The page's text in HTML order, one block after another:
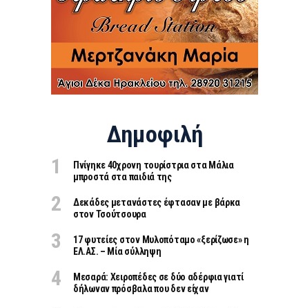
Δημοφιλή
Πνίγηκε 40χρονη τουρίστρια στα Μάλια
μπροστά στα παιδιά της
Δεκάδες μετανάστες έφτασαν με βάρκα
στον Τσούτσουρα
17 φυτείες στον Μυλοπόταμο «ξερίζωσε» η
ΕΛ.ΑΣ. – Μία σύλληψη
Μεσαρά: Χειροπέδες σε δύο αδέρφια γιατί
δήλωναν πρόσβαλα που δεν είχαν